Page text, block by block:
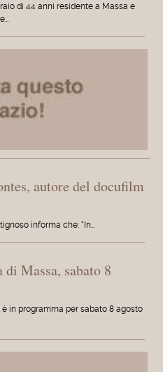
di 44 anni residente a Massa e
autore del docufilm
informa che: "In…
Massa, sabato 8
in programma per sabato 8 agosto